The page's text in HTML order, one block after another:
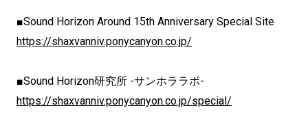
■Sound Horizon Around 15th Anniversary Special Site
https://shaxvanniv.ponycanyon.co.jp/
■Sound Horizon研究所 -サンホララボ-
https://shaxvanniv.ponycanyon.co.jp/special/